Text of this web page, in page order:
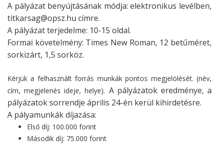
A pályázat benyújtásának módja: elektronikus levélben,
titkarsag@opsz.hu címre.
A pályázat terjedelme: 10-15 oldal.
Formai követelmény: Times New Roman, 12 betűméret,
sorkizárt, 1,5 sorköz.
Kérjük a felhasznált forrás munkák pontos megjelölését. (név,
cím, megjelenés ideje, helye). A pályázatok eredménye, a
pályázatok sorrendje április 24-én kerül kihirdetésre.
A pályamunkák díjazása:
Első díj: 100.000 forint
Második díj: 75.000 forint